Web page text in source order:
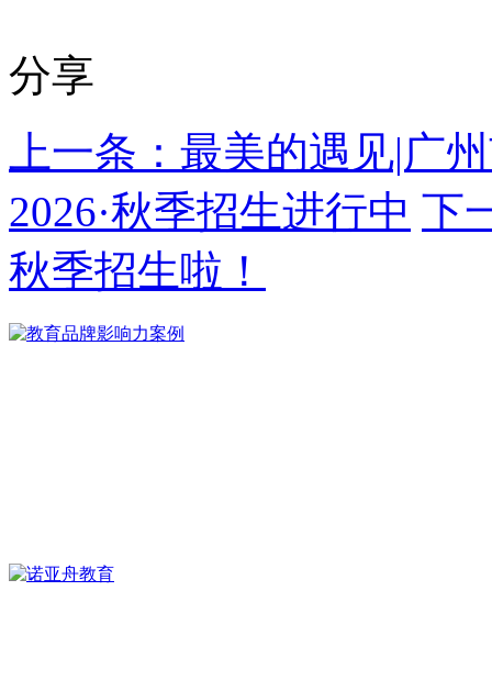
分享
上一条：最美的遇见|广
2026·秋季招生进行中 下
秋季招生啦！